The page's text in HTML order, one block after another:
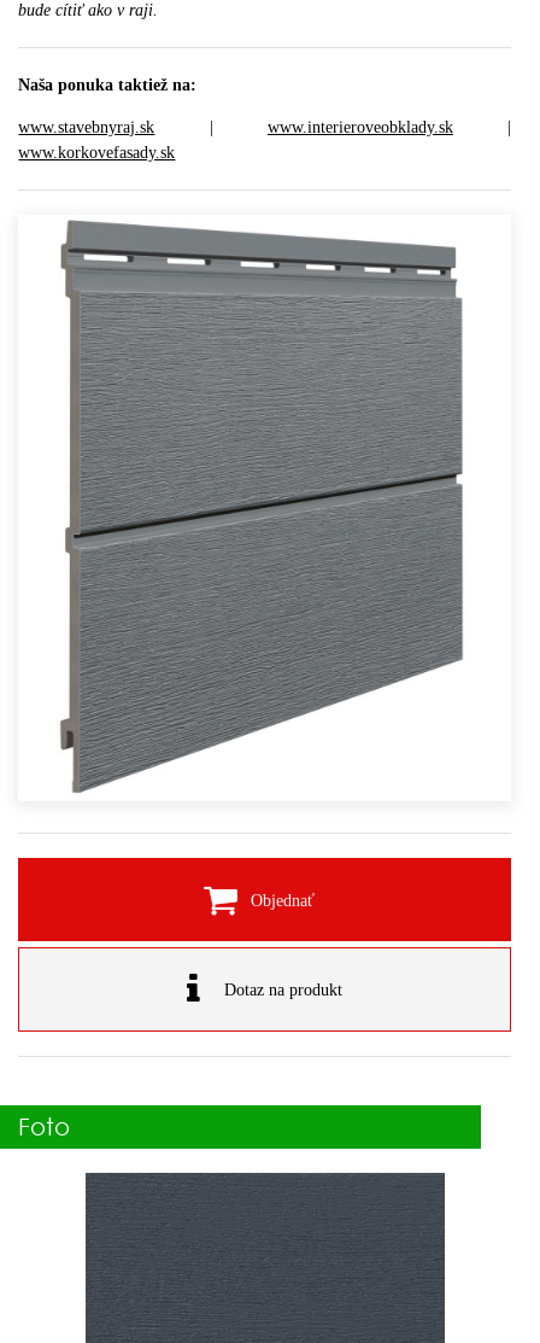
bude cítiť ako v raji.
Naša ponuka taktiež na:
www.stavebnyraj.sk www.interieroveobklady.sk|
www.korkovefasady.sk
Objednať
Dotaz na produkt
Foto